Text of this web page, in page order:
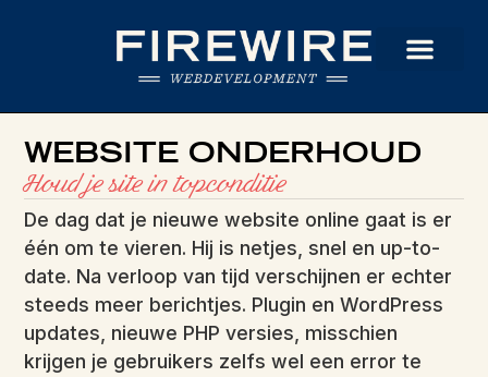
WEBSITE ONDERHOUD
Houd je site in topconditie
De dag dat je nieuwe website online gaat is er
één om te vieren. Hij is netjes, snel en up-to-
date. Na verloop van tijd verschijnen er echter
steeds meer berichtjes. Plugin en WordPress
updates, nieuwe PHP versies, misschien
krijgen je gebruikers zelfs wel een error te